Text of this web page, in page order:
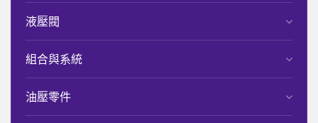
液壓閥
組合與系統
油壓零件